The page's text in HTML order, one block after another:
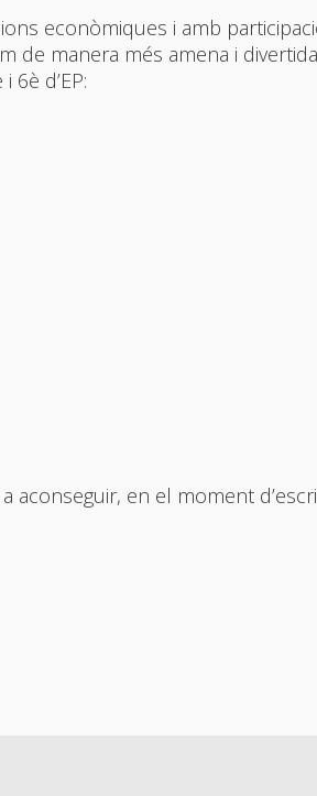
econòmiques i amb
de manera més amena i
d’EP:
aconseguir, en el moment